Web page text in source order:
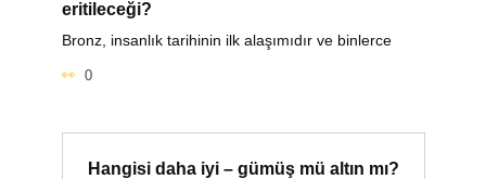
eritileceği?
Bronz, insanlık tarihinin ilk alaşımıdır ve binlerce
0
Hangisi daha iyi – gümüş mü altın mı?